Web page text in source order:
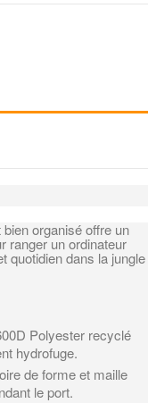
organisé offre un
ranger un ordinateur
quotidien dans la jungle
Polyester recyclé
hydrofuge.
de forme et maille
le port.